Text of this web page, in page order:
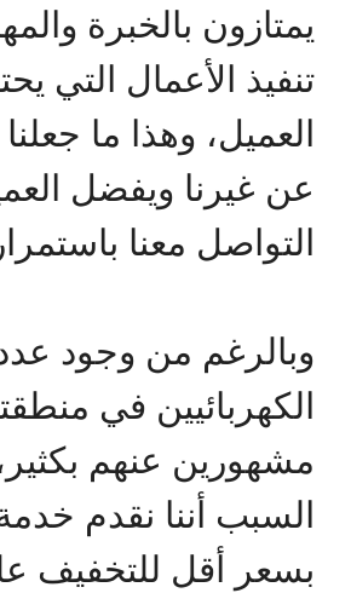
يمتازون بالخبرة
تنفيذ الأعمال التي
العميل، وهذا ما
عن غيرنا ويفضل
التواصل معنا
وبالرغم من وجود
الكهربائيين في
مشهورين عنهم
السبب أننا نقدم
بسعر أقل للتخفيف